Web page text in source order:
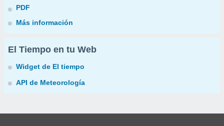
PDF
Más información
El Tiempo en tu Web
Widget de El tiempo
API de Meteorología